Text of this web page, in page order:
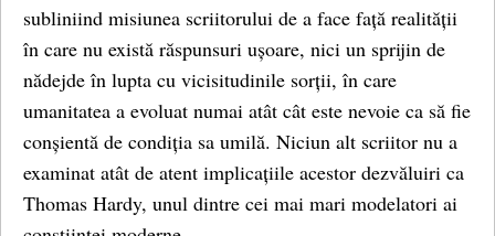
subliniind misiunea scriitorului de a face față realității
în care nu există răspunsuri ușoare, nici un sprijin de
nădejde în lupta cu vicisitudinile sorții, în care
umanitatea a evoluat numai atât cât este nevoie ca să fie
conșientă de condiția sa umilă. Niciun alt scriitor nu a
examinat atât de atent implicațiile acestor dezvăluiri ca
Thomas Hardy, unul dintre cei mai mari modelatori ai